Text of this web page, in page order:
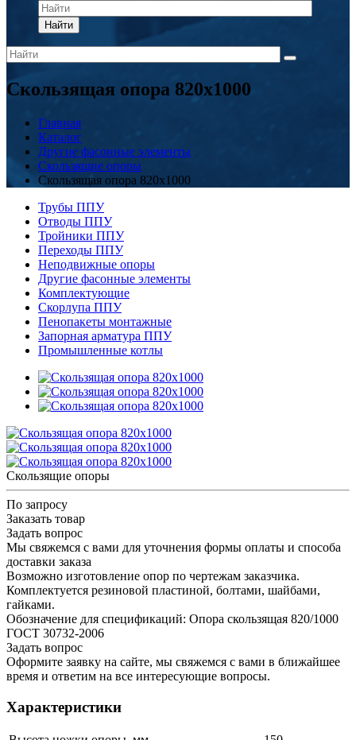
Найти
Скользящая опора 820x1000
Главная
Каталог
Другие фасонные элементы
Скользящие опоры
Скользящая опора 820x1000
Трубы ППУ
Отводы ППУ
Тройники ППУ
Переходы ППУ
Неподвижные опоры
Другие фасонные элементы
Комплектующие
Скорлупа ППУ
Пенопакеты монтажные
Запорная арматура ППУ
Промышленные котлы
Скользящие опоры
По запросу
Заказать товар
Задать вопрос
Мы свяжемся с вами для уточнения формы оплаты и способа
доставки заказа
Возможно изготовление опор по чертежам заказчика.
Комплектуется резиновой пластиной, болтами, шайбами,
гайками.
Обозначение для спецификаций: Опора скользящая 820/1000
ГОСТ 30732-2006
Задать вопрос
Оформите заявку на сайте, мы свяжемся с вами в ближайшее
время и ответим на все интересующие вопросы.
Характеристики